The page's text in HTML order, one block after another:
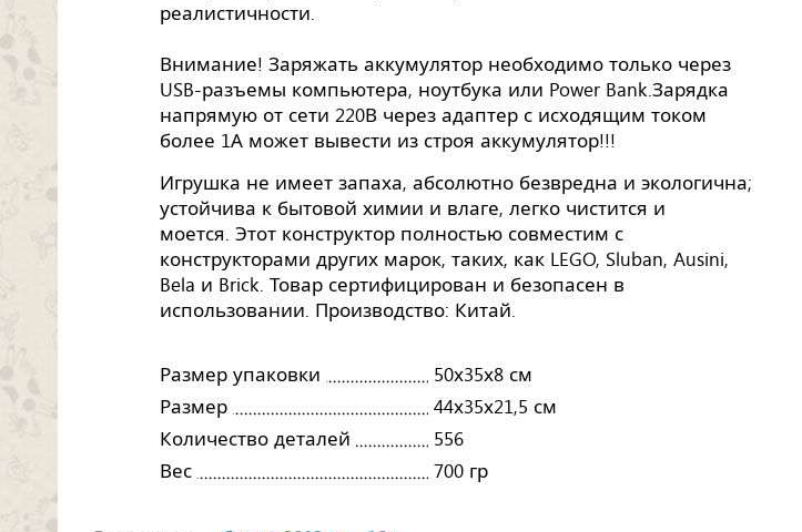
реалистичности.
Внимание! Заряжать аккумулятор необходимо только через
USB-разъемы компьютера, ноутбука или Power Bank.Зарядка
напрямую от сети 220В через адаптер с исходящим током
более 1А может вывести из строя аккумулятор!!!
Игрушка не имеет запаха, абсолютно безвредна и экологична;
устойчива к бытовой химии и влаге, легко чистится и
моется. Этот конструктор полностью совместим с
конструкторами других марок, таких, как LEGO, Sluban, Ausini,
Bela и Brick. Товар сертифицирован и безопасен в
использовании. Производство: Китай.
Размер упаковки
50х35х8 см
Размер
44х35х21,5 см
Количество деталей
556
Вес
700 гр